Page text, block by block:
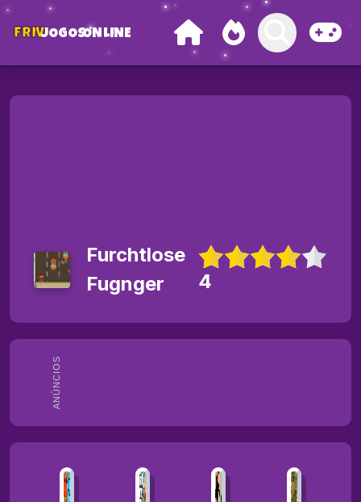
FRIVJOGOSONLINE
ANÚNCIOS
Furchtlose
Fugnger
4